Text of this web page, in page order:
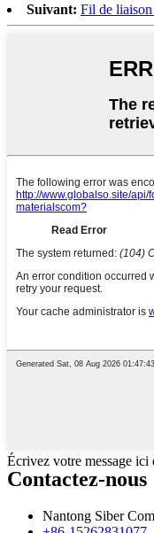
Suivant: Fil de
Écrivez votre message ici
Contactez-nous
Nantong Siber